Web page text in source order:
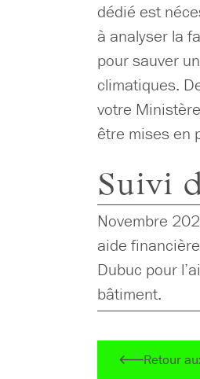
dédié est
à analyser la
pour sauver
climatiques.
votre
être mises en
Suivi
Novembre
aide
Dubuc pour
bâtiment.
Retour